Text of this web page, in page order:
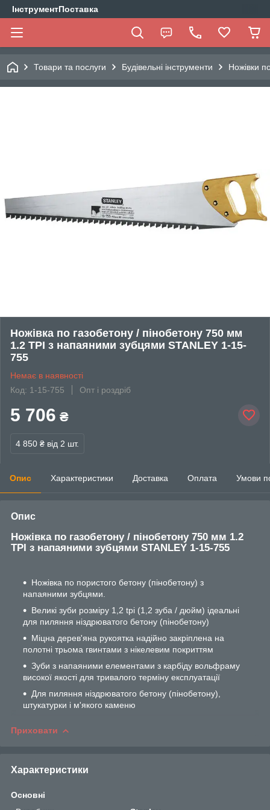
ІнструментПоставка
Товари та послуги Будівельні інструменти Ножівки
Ножівка по газобетону / пінобетону 750 мм
1.2 TPI з напаяними зубцями STANLEY 1-15-
755
Немає в наявності
Код: 1-15-755
Опт і роздріб
5 706 ₴
4 850 ₴ від 2 шт.
Опис Характеристики Доставка Оплата Умови
Опис
Ножівка по газобетону / пінобетону 750 мм 1.2
TPI з напаяними зубцями STANLEY 1-15-755
Ножівка по пористого бетону (пінобетону) з
напаяними зубцями.
Великі зуби розміру 1,2 tpi (1,2 зуба / дюйм) ідеальні
для пиляння ніздрюватого бетону (пінобетону)
Міцна дерев'яна рукоятка надійно закріплена на
полотні трьома гвинтами з нікелевим покриттям
Зуби з напаяними елементами з карбіду вольфраму
високої якості для тривалого терміну експлуатації
Для пиляння ніздрюватого бетону (пінобетону),
штукатурки і м'якого каменю
Приховати
Характеристики
Основні